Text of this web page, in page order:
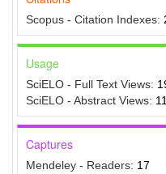
Scopus - Citation Indexes:
Usage
SciELO - Full Text Views:
SciELO - Abstract Views:
Captures
Mendeley - Readers: 17